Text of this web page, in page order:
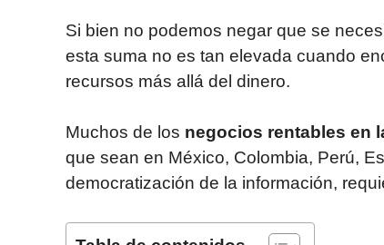
Si bien no podemos negar que se
esta suma no es tan elevada cuando
recursos más allá del dinero.
Muchos de los negocios rentables en
que sean en México, Colombia, Perú,
democratización de la información,